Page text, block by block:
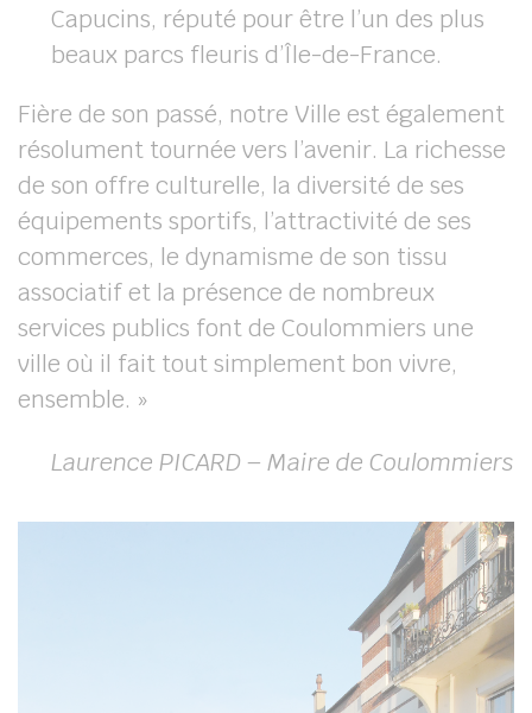
Capucins, réputé pour être l’un des plus
beaux parcs fleuris d’Île-de-France.
Fière de son passé, notre Ville est également
résolument tournée vers l’avenir. La richesse
de son offre culturelle, la diversité de ses
équipements sportifs, l’attractivité de ses
commerces, le dynamisme de son tissu
associatif et la présence de nombreux
services publics font de Coulommiers une
ville où il fait tout simplement bon vivre,
ensemble. »
Laurence PICARD – Maire de Coulommiers